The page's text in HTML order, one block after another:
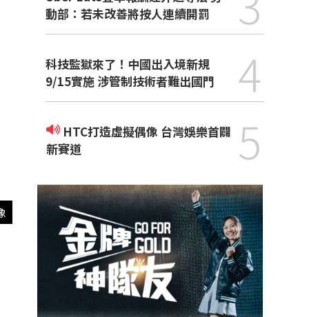
動部：若未改善將按人連續開罰
科技監獄來了！中國出入境新規
9/15實施 涉管制技術者難出國門
4
新賽道
5